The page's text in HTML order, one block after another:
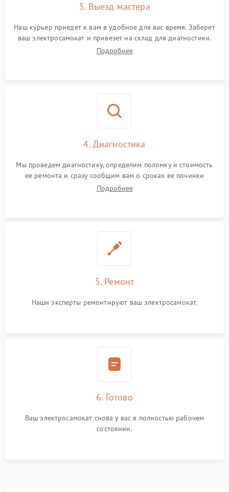
3. Выезд мастера
Наш курьер приедет к вам в удобное для вас время. Заберет
ваш электросамокат и привезет на склад для диагностики.
Подробнее
4. Диагностика
Мы проведем диагностику, определим поломку и стоимость
ее ремонта и сразу сообщим вам о сроках ее починки
Подробнее
5. Ремонт
Наши эксперты ремонтируют ваш электросамокат.
6. Готово
Ваш электросамокат снова у вас в полностью рабочем
состоянии.